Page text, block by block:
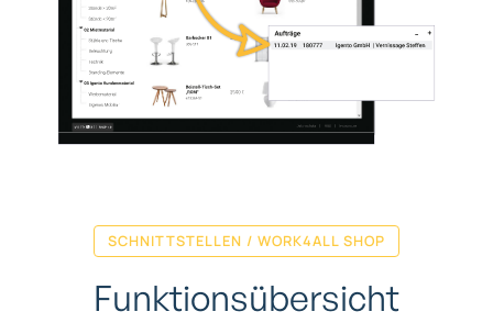
SCHNITTSTELLEN / WORK4ALL SHOP
Funktionsübersicht